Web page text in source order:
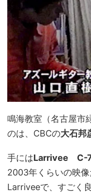
鳴海教室（名古屋市
のは、CBCの大石邦
手にはLarrivee C-
2003年くらいの映
Larriveeで、すごく